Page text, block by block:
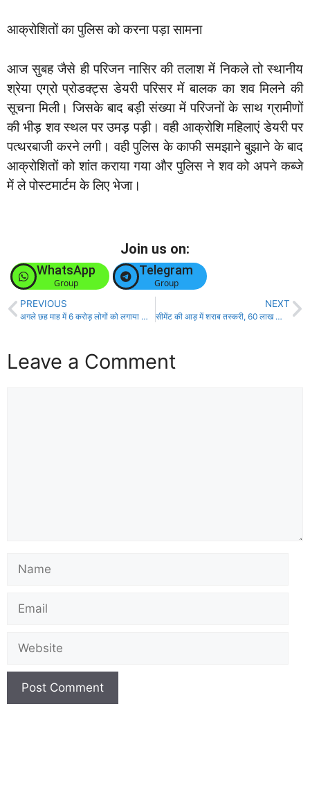
आक्रोशितों का पुलिस को करना पड़ा सामना
आज सुबह जैसे ही परिजन नासिर की तलाश में निकले तो स्थानीय
श्रेया एग्रो प्रोडक्ट्स डेयरी परिसर में बालक का शव मिलने की
सूचना मिली। जिसके बाद बड़ी संख्या में परिजनों के साथ ग्रामीणों
की भीड़ शव स्थल पर उमड़ पड़ी। वही आक्रोशि महिलाएं डेयरी पर
पत्थरबाजी करने लगी। वही पुलिस के काफी समझाने बुझाने के बाद
आक्रोशितों को शांत कराया गया और पुलिस ने शव को अपने कब्जे
में ले पोस्टमार्टम के लिए भेजा।
Join us on:
WhatsApp
Group
Telegram
Group
PREVIOUS
अगले छह माह में 6 करोड़ लोगों को लगाया जायेगा वैक्सीन:- मुख्यमंत्री!
NEXT
सीमेंट की आड़ में शराब तस्करी, 60 लाख की विदेशी शराब पुलिस ने की जब्त!
Leave a Comment